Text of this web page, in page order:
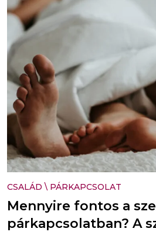
CSALÁD \ PÁRKAPCSOLAT
Mennyire fontos a
párkapcsolatban? A